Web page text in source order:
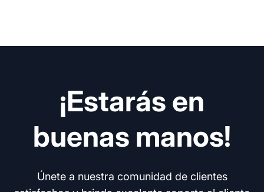
¡Estarás en
buenas manos!
Únete a nuestra comunidad de clientes